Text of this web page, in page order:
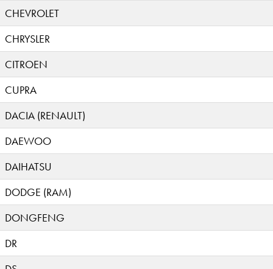
CHEVROLET
CHRYSLER
CITROEN
CUPRA
DACIA (RENAULT)
DAEWOO
DAIHATSU
DODGE (RAM)
DONGFENG
DR